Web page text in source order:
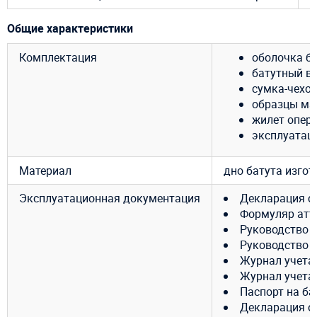
Общие характеристики
Комплектация
оболочка
батутный
сумка-
образцы
жилет
Материал
дно батута
Эксплуатационная документация
Декларация
Формуляр
Руководство
Руководство
Журнал учета
Журнал учета
Паспорт на
Декларация